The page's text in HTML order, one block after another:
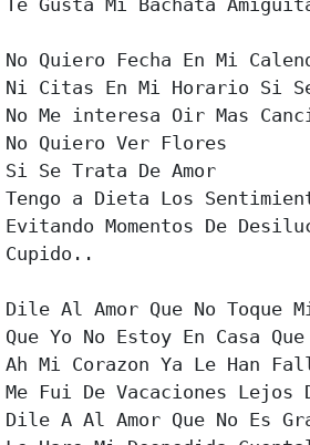
Te Gusta Mi Bachata
No Quiero Fecha En Mi
Ni Citas En Mi Horario Si
No Me interesa Oir Mas
No Quiero Ver Flores
Si Se Trata De Amor
Tengo a Dieta Los
Evitando Momentos De
Cupido..
Dile Al Amor Que No Toque
Que Yo No Estoy En Casa
Ah Mi Corazon Ya Le Han
Me Fui De Vacaciones Lejos
Dile A Al Amor Que No Es